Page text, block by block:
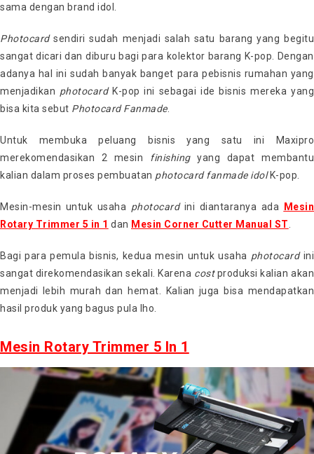
sama dengan brand idol.
Photocardsendiri sudah menjadi salah satu barang yang begitu
sangat dicari dan diburu bagi para kolektor barang K-pop. Dengan
adanya hal ini sudah banyak banget para pebisnis rumahan yang
menjadikan photocardK-pop ini sebagai ide bisnis mereka yang
bisa kita sebut Photocard Fanmade.
Untuk membuka peluang bisnis yang satu ini Maxipro
merekomendasikan 2 mesin
finishingyang dapat membantu
kalian dalam proses pembuatan photocard fanmade idol K-pop.
Mesin-mesin untuk usaha photocardini diantaranya ada
Mesin
Rotary Trimmer 5 in 1 dan Mesin Corner Cutter Manual ST
Bagi para pemula bisnis, kedua mesin untuk usaha photocardini
sangat direkomendasikan sekali. Karena costproduksi kalian akan
menjadi lebih murah dan hemat. Kalian juga bisa mendapatkan
hasil produk yang bagus pula lho.
Mesin Rotary Trimmer 5 In 1